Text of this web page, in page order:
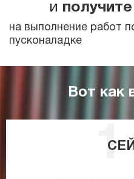
и
на выполнение работ
пусконаладке
Вот как